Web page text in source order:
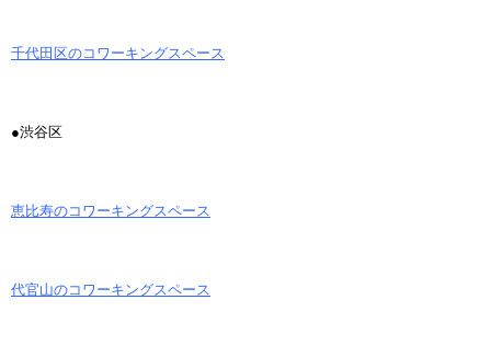
千代田区のコワーキングスペース
●渋谷区
恵比寿のコワーキングスペース
代官山のコワーキングスペース